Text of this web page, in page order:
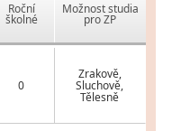
Roční
školné
Možnost studia
pro ZP
0
Zrakově,
Sluchově,
Tělesně